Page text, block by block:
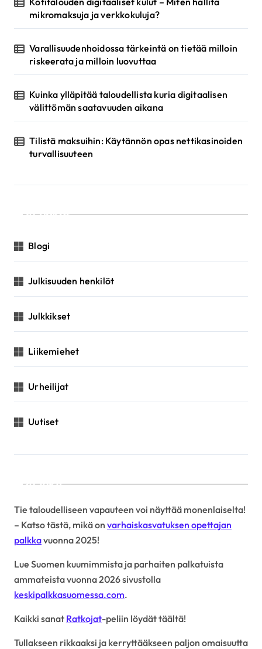
mikromaksuja ja verkkokuluja?
Varallisuudenhoidossa tärkeintä on tietää milloin
riskeerata ja milloin luovuttaa
Kuinka ylläpitää taloudellista kuria digitaalisen
välittömän saatavuuden aikana
Tilistä maksuihin: Käytännön opas nettikasinoiden
turvallisuuteen
Luokat
Blogi
Julkisuuden henkilöt
Julkkikset
Liikemiehet
Urheilijat
Uutiset
Linkit
Tie taloudelliseen vapauteen voi näyttää monenlaiselta!
– Katso tästä, mikä on varhaiskasvatuksen opettajan
palkkavuonna 2025!
Lue Suomen kuumimmista ja parhaiten palkatuista
ammateista vuonna 2026 sivustolla
keskipalkkasuomessa.com.
Kaikki sanat Ratkojat-peliin löydät täältä!
Tullakseen rikkaaksi ja kerryttääkseen paljon omaisuutta